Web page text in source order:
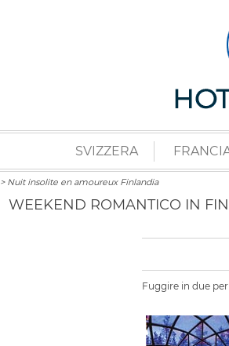
SVIZZERA
> Nuit insolite en amoureux Finlandia
WEEKEND ROMANTICO IN
Fuggire in due